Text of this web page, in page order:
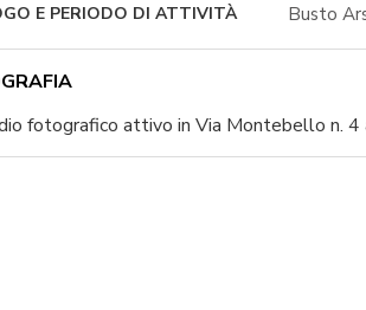
E PERIODO DI ATTIVITÀ Busto
fotografico attivo in Via Montebello n.